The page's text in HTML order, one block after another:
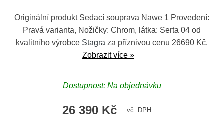
Originální produkt Sedací souprava Nawe 1 Provedení:
Pravá varianta, Nožičky: Chrom, látka: Serta 04 od
kvalitního výrobce Stagra za příznivou cenu 26690 Kč.
Zobrazit více »
Dostupnost: Na objednávku
26 390 Kč vč. DPH